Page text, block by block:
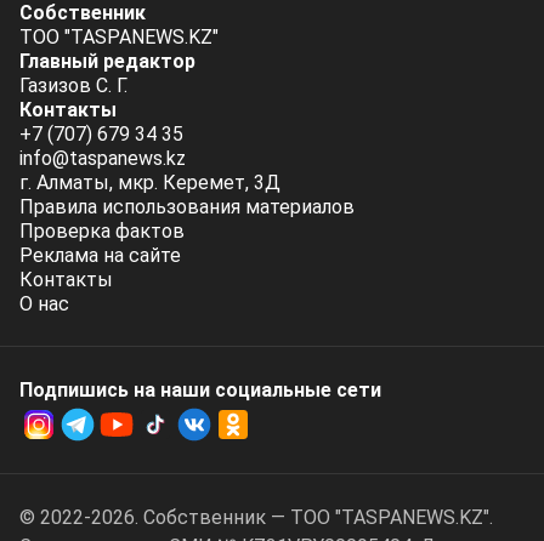
Собственник
ТОО "TASPANEWS.KZ"
Главный редактор
Газизов С. Г.
Контакты
+7 (707) 679 34 35
info@taspanews.kz
г. Алматы, мкр. Керемет, 3Д
Правила использования материалов
Проверка фактов
Реклама на сайте
Контакты
О нас
Подпишись на наши социальные cети
© 2022-2026. Собственник — ТОО "TASPANEWS.KZ".